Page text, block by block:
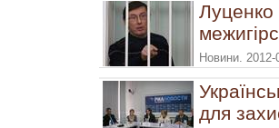
Луценко
Новини.
для